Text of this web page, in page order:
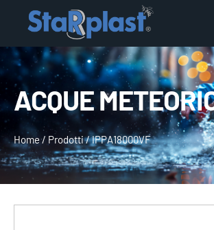
ACQUE
Home/ Prodotti/IPPA18000VF